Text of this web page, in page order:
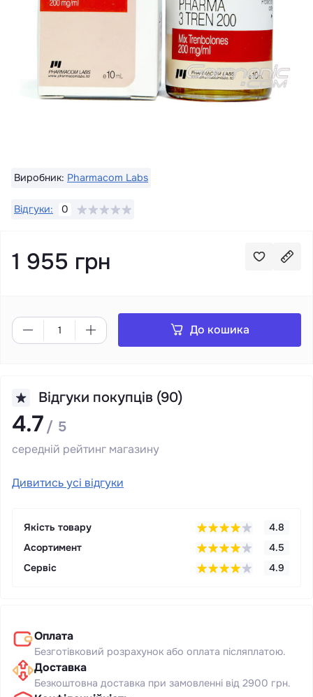
Виробник: Pharmacom Labs
Відгуки: 0
1 955 грн
До кошика
Відгуки покупців (90)
4.7 / 5
середній рейтинг магазину
Дивитись усі відгуки
Якість товару
4.8
Асортимент
4.5
Сервіс
4.9
Оплата
Безготівковий розрахунок або оплата післяплатою.
Доставка
Безкоштовна доставка при замовленні від 2900 грн.